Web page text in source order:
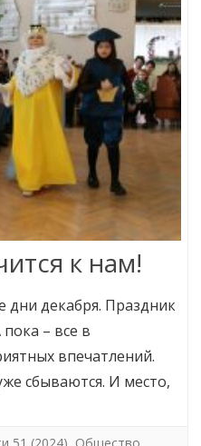
к нам!
дни декабря. Праздник
– все в
впечатлений.
сбываются. И место,
51 (2024) Общество